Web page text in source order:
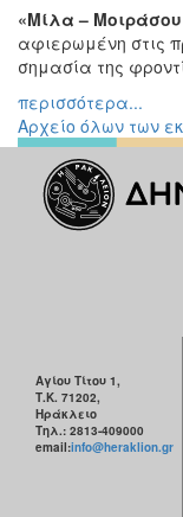
Παζάρι
Ειδών
Συνέδρια
Ημερίδες
-
Διημερίδες
Σεμινάρια-
Διαλέξεις-
Ομιλίες
Παιδιά
Άλλες
Εκδηλώσεις
«Μίλα – Μοιράσου
αφιερωμένη στις
σημασία της
περισσότερα...
Αρχείο όλων των
Αγίου Τίτου 1,
Τ.Κ. 71202,
Ηράκλειο
Τηλ.: 2813-409000
email:info@heraklion.gr